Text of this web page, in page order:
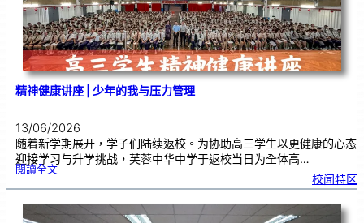
来
蓝
图
精神健康讲座 | 少年的我与压力管理
13/06/2026
随着新学期展开，学子们陆续返校。为协助高三学生以更健康的心态
迎接学习与升学挑战，芙蓉中华中学于返校当日为全体高…
閱讀全文:精
康
座
| 少
校闻特区